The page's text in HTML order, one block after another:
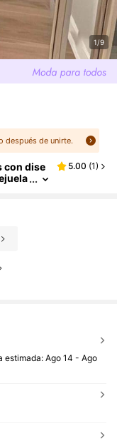
1/9
después de unirte.
con dise
5.00 (1)
estimada:Ago 14 - Ago